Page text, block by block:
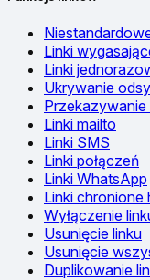
Linki
Linki
Ukrywanie
Linki mailto
Linki SMS
Linki połączeń
Linki WhatsApp
Linki chronione
Wyłączenie
Usunięcie linku
Usunięcie
Duplikowanie